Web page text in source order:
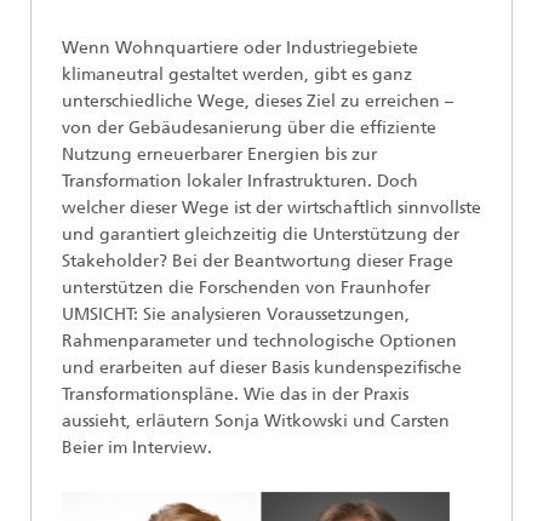
Wenn Wohnquartiere oder Industriegebiete
klimaneutral gestaltet werden, gibt es ganz
unterschiedliche Wege, dieses Ziel zu erreichen –
von der Gebäudesanierung über die effiziente
Nutzung erneuerbarer Energien bis zur
Transformation lokaler Infrastrukturen. Doch
welcher dieser Wege ist der wirtschaftlich sinnvollste
und garantiert gleichzeitig die Unterstützung der
Stakeholder? Bei der Beantwortung dieser Frage
unterstützen die Forschenden von Fraunhofer
UMSICHT: Sie analysieren Voraussetzungen,
Rahmenparameter und technologische Optionen
und erarbeiten auf dieser Basis kundenspezifische
Transformationspläne. Wie das in der Praxis
aussieht, erläutern Sonja Witkowski und Carsten
Beier im Interview.